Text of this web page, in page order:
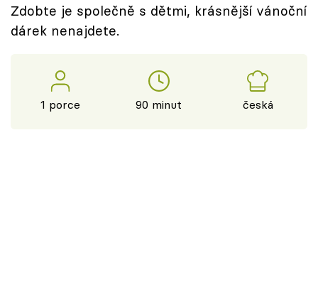
Zdobte je společně s dětmi, krásnější vánoční
dárek nenajdete.
1 porce 90 minut česká